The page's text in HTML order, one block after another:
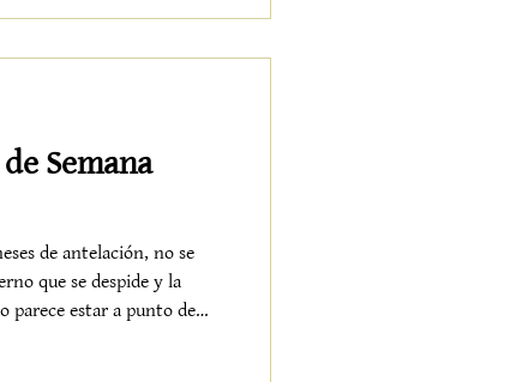
a vivir. Qué hacer en
Semana
de antelación, no se
que se despide y la
parece estar a punto de